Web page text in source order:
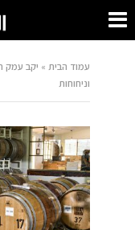
עמוד הבית » יקב עמק
וניחוחות